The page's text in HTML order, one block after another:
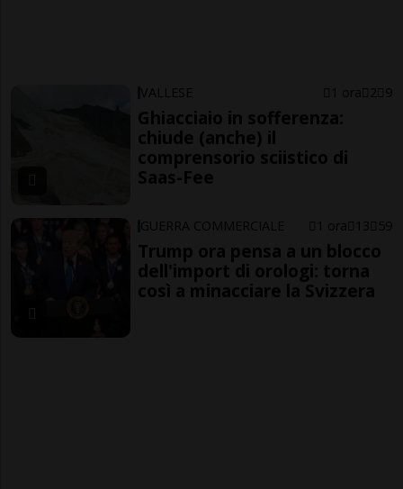
VALLESE 1 ora 2 9
Ghiacciaio in sofferenza:
chiude (anche) il
comprensorio sciistico di
Saas-Fee
GUERRA COMMERCIALE 1 ora 13 59
Trump ora pensa a un blocco
dell'import di orologi: torna
così a minacciare la Svizzera